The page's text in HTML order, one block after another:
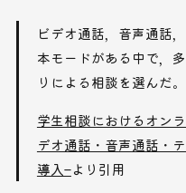
ビデオ通話，音声通話
本モードがある中で，
りによる相談を選んだ。
学生相談におけるオン
デオ通話・音声通話・
導入–より引用